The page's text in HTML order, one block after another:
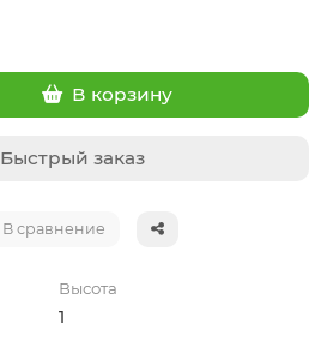
В корзину
Быстрый заказ
В сравнение
Высота
1